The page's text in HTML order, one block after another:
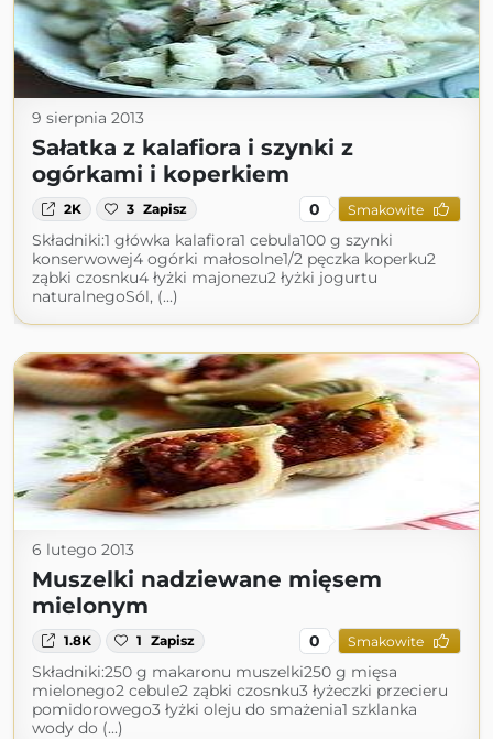
9 sierpnia 2013
Sałatka z kalafiora i szynki z
ogórkami i koperkiem
2K 3 Zapisz 0 Smakowite
Składniki:1 główka kalafiora1 cebula100 g szynki
konserwowej4 ogórki małosolne1/2 pęczka koperku2
ząbki czosnku4 łyżki majonezu2 łyżki jogurtu
naturalnegoSól, (...)
6 lutego 2013
Muszelki nadziewane mięsem
mielonym
1.8K 1 Zapisz 0 Smakowite
Składniki:250 g makaronu muszelki250 g mięsa
mielonego2 cebule2 ząbki czosnku3 łyżeczki przecieru
pomidorowego3 łyżki oleju do smażenia1 szklanka
wody do (...)